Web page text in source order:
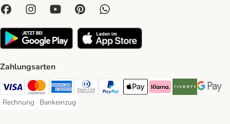
Zahlungsarten
Visa Payment Method
Mastercard Payment Method
American Express Payment Method
Diners Club Payment Method
PayPal Payment Method
Apple Pay Payment Method
Klarna Payment Method
Riverty Payment
Google
Rechnung
Rechnung Payment Method
Bankeinzug
Bankeinzug Payment Method